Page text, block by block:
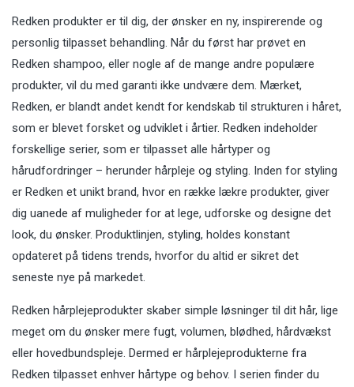
Redken produkter er til dig, der ønsker en ny, inspirerende og
personlig tilpasset behandling. Når du først har prøvet en
Redken shampoo, eller nogle af de mange andre populære
produkter, vil du med garanti ikke undvære dem. Mærket,
Redken, er blandt andet kendt for kendskab til strukturen i håret,
som er blevet forsket og udviklet i årtier. Redken indeholder
forskellige serier, som er tilpasset alle hårtyper og
hårudfordringer – herunder hårpleje og styling. Inden for styling
er Redken et unikt brand, hvor en række lækre produkter, giver
dig uanede af muligheder for at lege, udforske og designe det
look, du ønsker. Produktlinjen, styling, holdes konstant
opdateret på tidens trends, hvorfor du altid er sikret det
seneste nye på markedet.
Redken hårplejeprodukter skaber simple løsninger til dit hår, lige
meget om du ønsker mere fugt, volumen, blødhed, hårdvækst
eller hovedbundspleje. Dermed er hårplejeprodukterne fra
Redken tilpasset enhver hårtype og behov. I serien finder du